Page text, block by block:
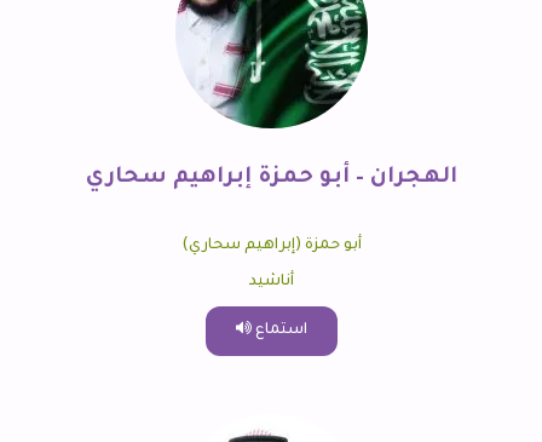
الهجران – أبو حمزة إبراهيم سحاري
أبو حمزة (إبراهيم سحاري)
أناشيد
استماع